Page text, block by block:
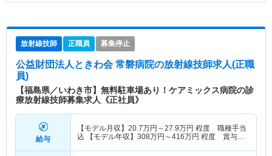
放射線技師 正職員 募集停止
公益財団法人ときわ会 常磐病院の放射線技師求人(正職
員)
【福島県／いわき市】無料駐車場あり！ケアミックス病院の診
療放射線技師募集求人《正社員》
給与
【モデル月収】 20.7万円～27.9万円 程度 職種手当
込 【モデル年収】 308万円～416万円 程度 賞与